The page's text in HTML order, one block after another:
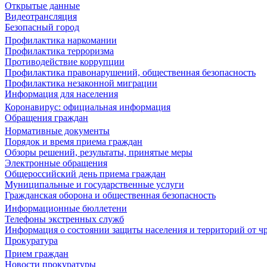
Открытые данные
Видеотрансляция
Безопасный город
Профилактика наркомании
Профилактика терроризма
Противодействие коррупции
Профилактика правонарушений, общественная безопасность
Профилактика незаконной миграции
Информация для населения
Коронавирус: официальная информация
Обращения граждан
Нормативные документы
Порядок и время приема граждан
Обзоры решений, результаты, принятые меры
Электронные обращения
Общероссийский день приема граждан
Муниципальные и государственные услуги
Гражданская оборона и общественная безопасность
Информационные бюллетени
Телефоны экстренных служб
Информация о состоянии защиты населения и территорий от
Прокуратура
Прием граждан
Новости прокуратуры